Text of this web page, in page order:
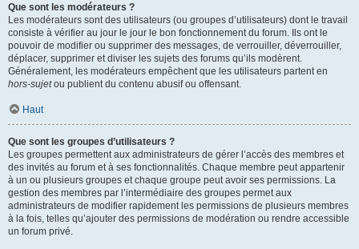
Que sont les modérateurs ?
Les modérateurs sont des utilisateurs (ou groupes d’utilisateurs) dont le travail
consiste à vérifier au jour le jour le bon fonctionnement du forum. Ils ont le
pouvoir de modifier ou supprimer des messages, de verrouiller, déverrouiller,
déplacer, supprimer et diviser les sujets des forums qu’ils modèrent.
Généralement, les modérateurs empêchent que les utilisateurs partent en
hors-sujetou publient du contenu abusif ou offensant.
Haut
Que sont les groupes d’utilisateurs ?
Les groupes permettent aux administrateurs de gérer l’accès des membres et
des invités au forum et à ses fonctionnalités. Chaque membre peut appartenir
à un ou plusieurs groupes et chaque groupe peut avoir ses permissions. La
gestion des membres par l’intermédiaire des groupes permet aux
administrateurs de modifier rapidement les permissions de plusieurs membres
à la fois, telles qu’ajouter des permissions de modération ou rendre accessible
un forum privé.